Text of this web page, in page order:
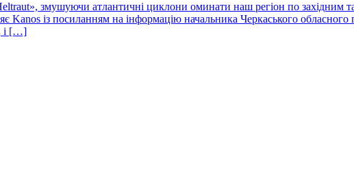
змушуючи атлантичні циклони оминати наш регіон по західним
Kanos із посиланням на інформацію начальника Черкаського обласного
і […]